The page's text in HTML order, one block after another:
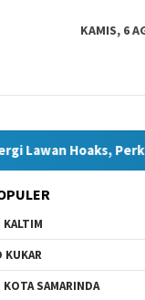
KAMIS, 6
Hoaks, Perkuat
KALTIM
KUKAR
KOTA SAMARINDA